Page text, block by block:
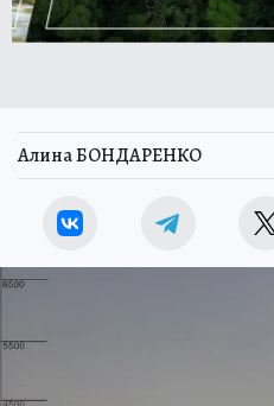
Алина БОНДАРЕНКО